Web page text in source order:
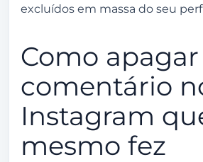
excluídos em massa do seu
Como apagar
comentário
Instagram
mesmo fez